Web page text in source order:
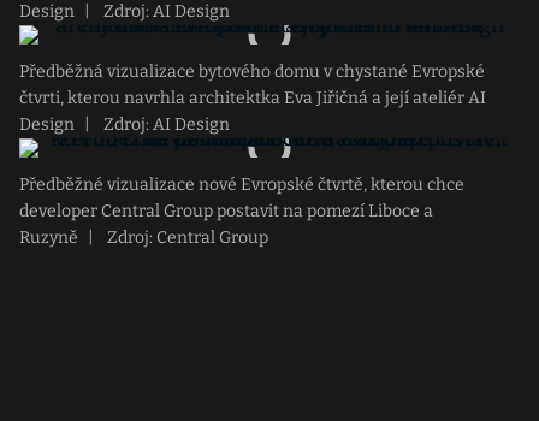
Design
Zdroj: AI Design
Předběžná vizualizace bytového domu v chystané Evropské
čtvrti, kterou navrhla architektka Eva Jiřičná a její ateliér AI
Design
Zdroj: AI Design
Předběžné vizualizace nové Evropské čtvrtě, kterou chce
developer Central Group postavit na pomezí Liboce a
Ruzyně
Zdroj: Central Group